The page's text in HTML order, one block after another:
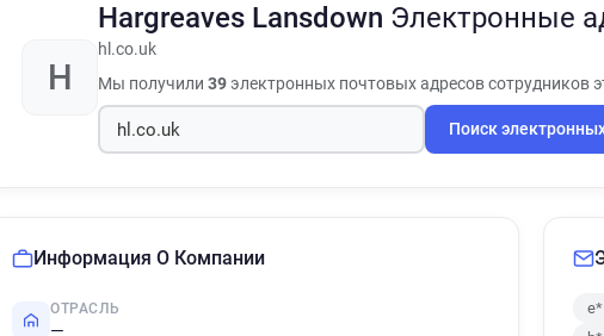
H
Hargreaves Lansdown Электронные
hl.co.uk
Мы получили 39электронных почтовых адресов сотрудников
Поиск
Информация О Компании
ОТРАСЛЬ
—